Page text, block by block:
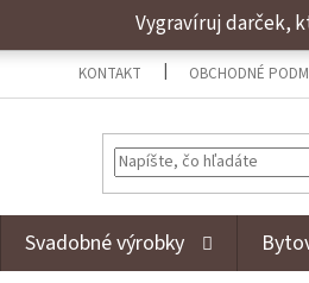
Vygravíruj darček,
KONTAKT OBCHODNÉ
Svadobné výrobky